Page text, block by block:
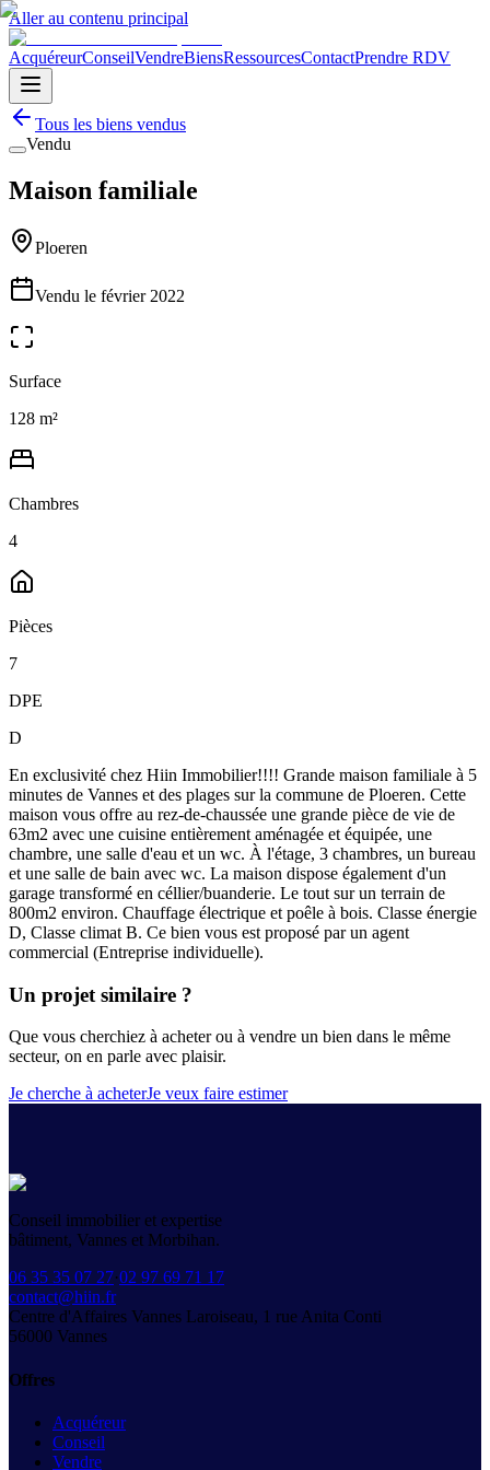
Aller au contenu principal
AcquéreurConseilVendreBiensRessourcesContactPrendre RDV
Tous les biens vendus
Vendu
Maison familiale
Ploeren
Vendu le février 2022
Surface
128 m²
Chambres
4
Pièces
7
DPE
D
En exclusivité chez Hiin Immobilier!!!! Grande maison familiale à 5
minutes de Vannes et des plages sur la commune de Ploeren. Cette
maison vous offre au rez-de-chaussée une grande pièce de vie de
63m2 avec une cuisine entièrement aménagée et équipée, une
chambre, une salle d'eau et un wc. À l'étage, 3 chambres, un bureau
et une salle de bain avec wc. La maison dispose également d'un
garage transformé en céllier/buanderie. Le tout sur un terrain de
800m2 environ. Chauffage électrique et poêle à bois. Classe énergie
D, Classe climat B. Ce bien vous est proposé par un agent
commercial (Entreprise individuelle).
Un projet similaire ?
Que vous cherchiez à acheter ou à vendre un bien dans le même
secteur, on en parle avec plaisir.
Je cherche à acheterJe veux faire estimer
Conseil immobilier et expertise
bâtiment, Vannes et Morbihan.
06 35 35 07 27·02 97 69 71 17
contact@hiin.fr
Centre d'Affaires Vannes Laroiseau, 1 rue Anita Conti
56000 Vannes
Offres
Acquéreur
Conseil
Vendre